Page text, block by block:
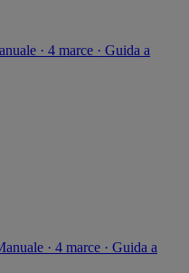
· 4 marce · Guida a
· 4 marce · Guida a